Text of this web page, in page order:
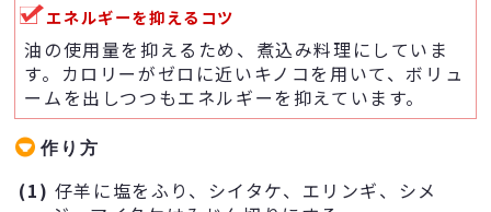
エネルギーを抑えるコツ
油の使用量を抑えるため、煮込み料理にしていま
す。カロリーがゼロに近いキノコを用いて、ボリュ
ームを出しつつもエネルギーを抑えています。
作り方
(1) 仔羊に塩をふり、シイタケ、エリンギ、シメ